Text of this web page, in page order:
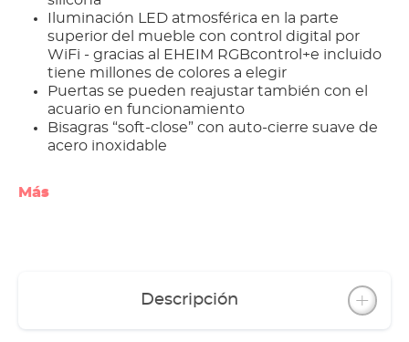
Iluminación LED atmosférica en la parte
superior del mueble con control digital por
WiFi - gracias al EHEIM RGBcontrol+e incluido
tiene millones de colores a elegir
Puertas se pueden reajustar también con el
acuario en funcionamiento
Bisagras “soft-close” con auto-cierre suave de
acero inoxidable
Más
Descripción